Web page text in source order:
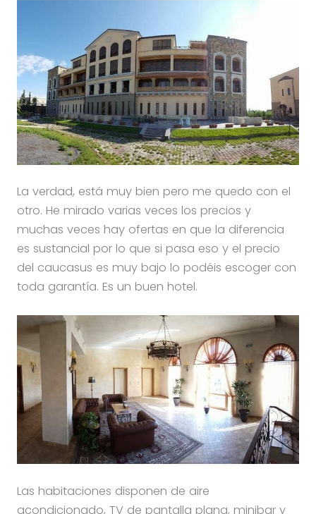
La verdad, está muy bien pero me quedo con el
otro. He mirado varias veces los precios y
muchas veces hay ofertas en que la diferencia
es sustancial por lo que si pasa eso y el precio
del caucasus es muy bajo lo podéis escoger con
toda garantía. Es un buen hotel.
Las habitaciones disponen de aire
acondicionado, TV de pantalla plana, minibar y